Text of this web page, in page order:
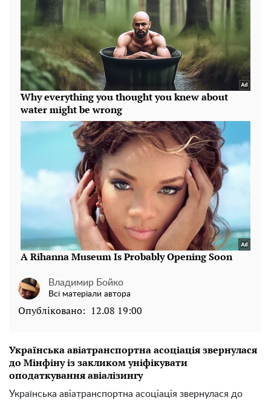
Владимир Бойко
Всі матеріали автора
Опубліковано: 12.08 19:00
Українська авіатранспортна асоціація звернулася
до Мінфіну із закликом уніфікувати
оподаткування авіалізингу
Українська авіатранспортна асоціація звернулася до